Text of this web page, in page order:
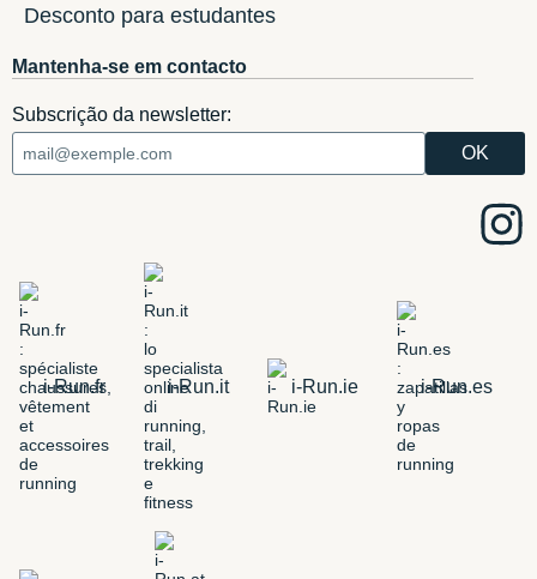
Desconto para estudantes
Mantenha-se em contacto
Subscrição da newsletter:
i-Run.fr i-Run.it i-Run.ie i-Run.es